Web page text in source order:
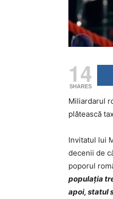
14
SHARES
Miliardarul
plătească
Invitatul lui
decenii de
poporul
populația
apoi, statul